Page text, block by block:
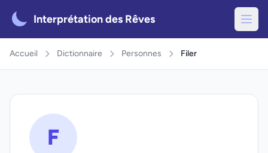
Interprétation des Rêves
Accueil Dictionnaire Personnes Filer
F